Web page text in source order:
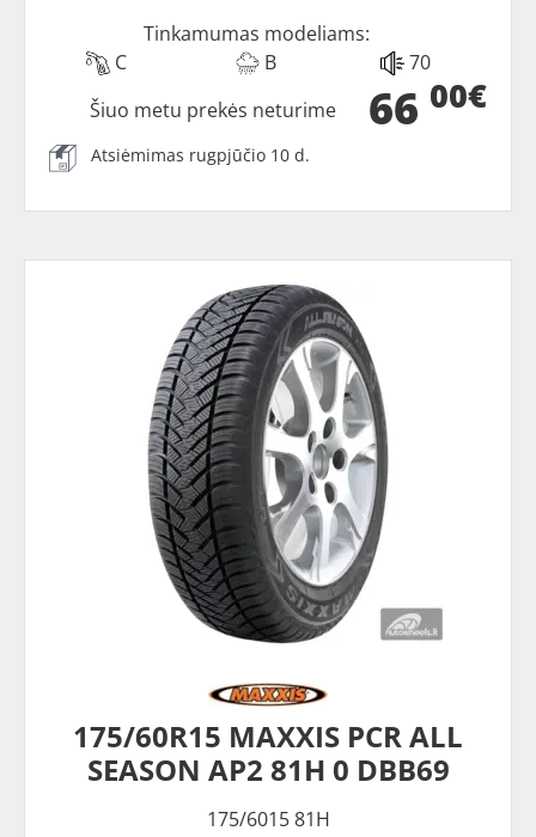
Tinkamumas modeliams:
C
B 70
66 00€
Šiuo metu prekės neturime
Atsiėmimas rugpjūčio 10 d.
175/60R15 MAXXIS PCR ALL
SEASON AP2 81H 0 DBB69
175/6015 81H